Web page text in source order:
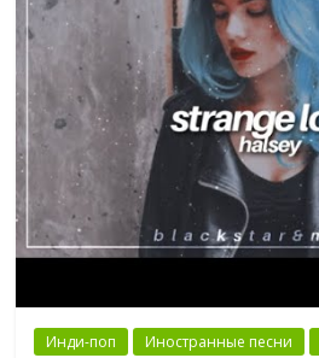
Инди-поп Иностранные песни